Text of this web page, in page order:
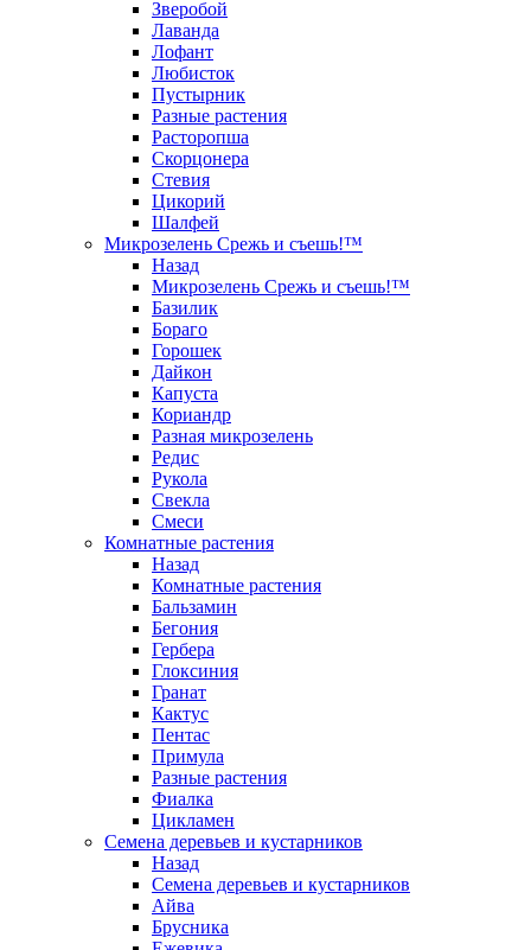
Зверобой
Лаванда
Лофант
Любисток
Пустырник
Разные растения
Расторопша
Скорцонера
Стевия
Цикорий
Шалфей
Микрозелень Срежь и съешь!™
Назад
Микрозелень Срежь и съешь!™
Базилик
Бораго
Горошек
Дайкон
Капуста
Кориандр
Разная микрозелень
Редис
Рукола
Свекла
Смеси
Комнатные растения
Назад
Комнатные растения
Бальзамин
Бегония
Гербера
Глоксиния
Гранат
Кактус
Пентас
Примула
Разные растения
Фиалка
Цикламен
Семена деревьев и кустарников
Назад
Семена деревьев и кустарников
Айва
Брусника